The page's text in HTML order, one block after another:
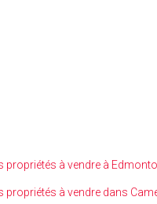
propriétés à vendre à
propriétés à vendre dans